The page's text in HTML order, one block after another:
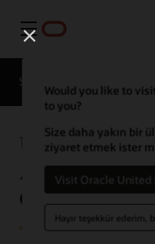
Menü
Would you like to
to you?
Size daha yakın bir
ziyaret etmek ister
Visit Oracle United
Hayır teşekkür ederim,
Solutions
Unified
Assurance -
Operasyon